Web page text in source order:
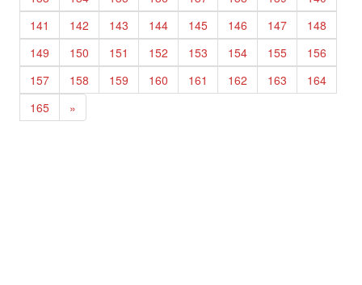
141
142 143 144 145 146 147
148
149
150 151 152 153 154 155
156
157
158 159 160 161 162 163
164
165
»